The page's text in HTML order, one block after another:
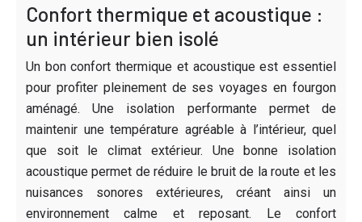
Confort thermique et acoustique :
un intérieur bien isolé
Un bon confort thermique et acoustique est essentiel
pour profiter pleinement de ses voyages en fourgon
aménagé. Une isolation performante permet de
maintenir une température agréable à l’intérieur, quel
que soit le climat extérieur. Une bonne isolation
acoustique permet de réduire le bruit de la route et les
nuisances sonores extérieures, créant ainsi un
environnement calme et reposant. Le confort